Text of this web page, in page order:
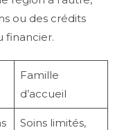
ou des crédits
financier.
Famille
d’accueil
Soins limités,